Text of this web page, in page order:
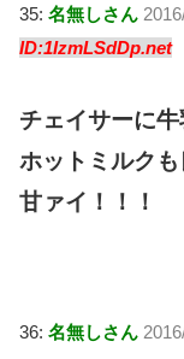
35: 名無しさん
ID:1IzmLSdDp.net
チェイサーに
ホットミルクも
甘ァイ！！！
36: 名無しさん